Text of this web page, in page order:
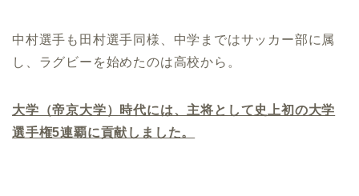
中村選手も田村選手同様、中学まではサッカー部に属
し、ラグビーを始めたのは高校から。
大学（帝京大学）時代には、主将として史上初の大学
選手権5連覇に貢献しました。